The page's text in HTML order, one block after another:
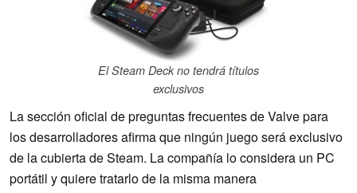
El Steam Deck no tendrá títulos
exclusivos
La sección oficial de preguntas frecuentes de Valve para
los desarrolladores afirma que ningún juego será exclusivo
de la cubierta de Steam. La compañía lo considera un PC
portátil y quiere tratarlo de la misma manera